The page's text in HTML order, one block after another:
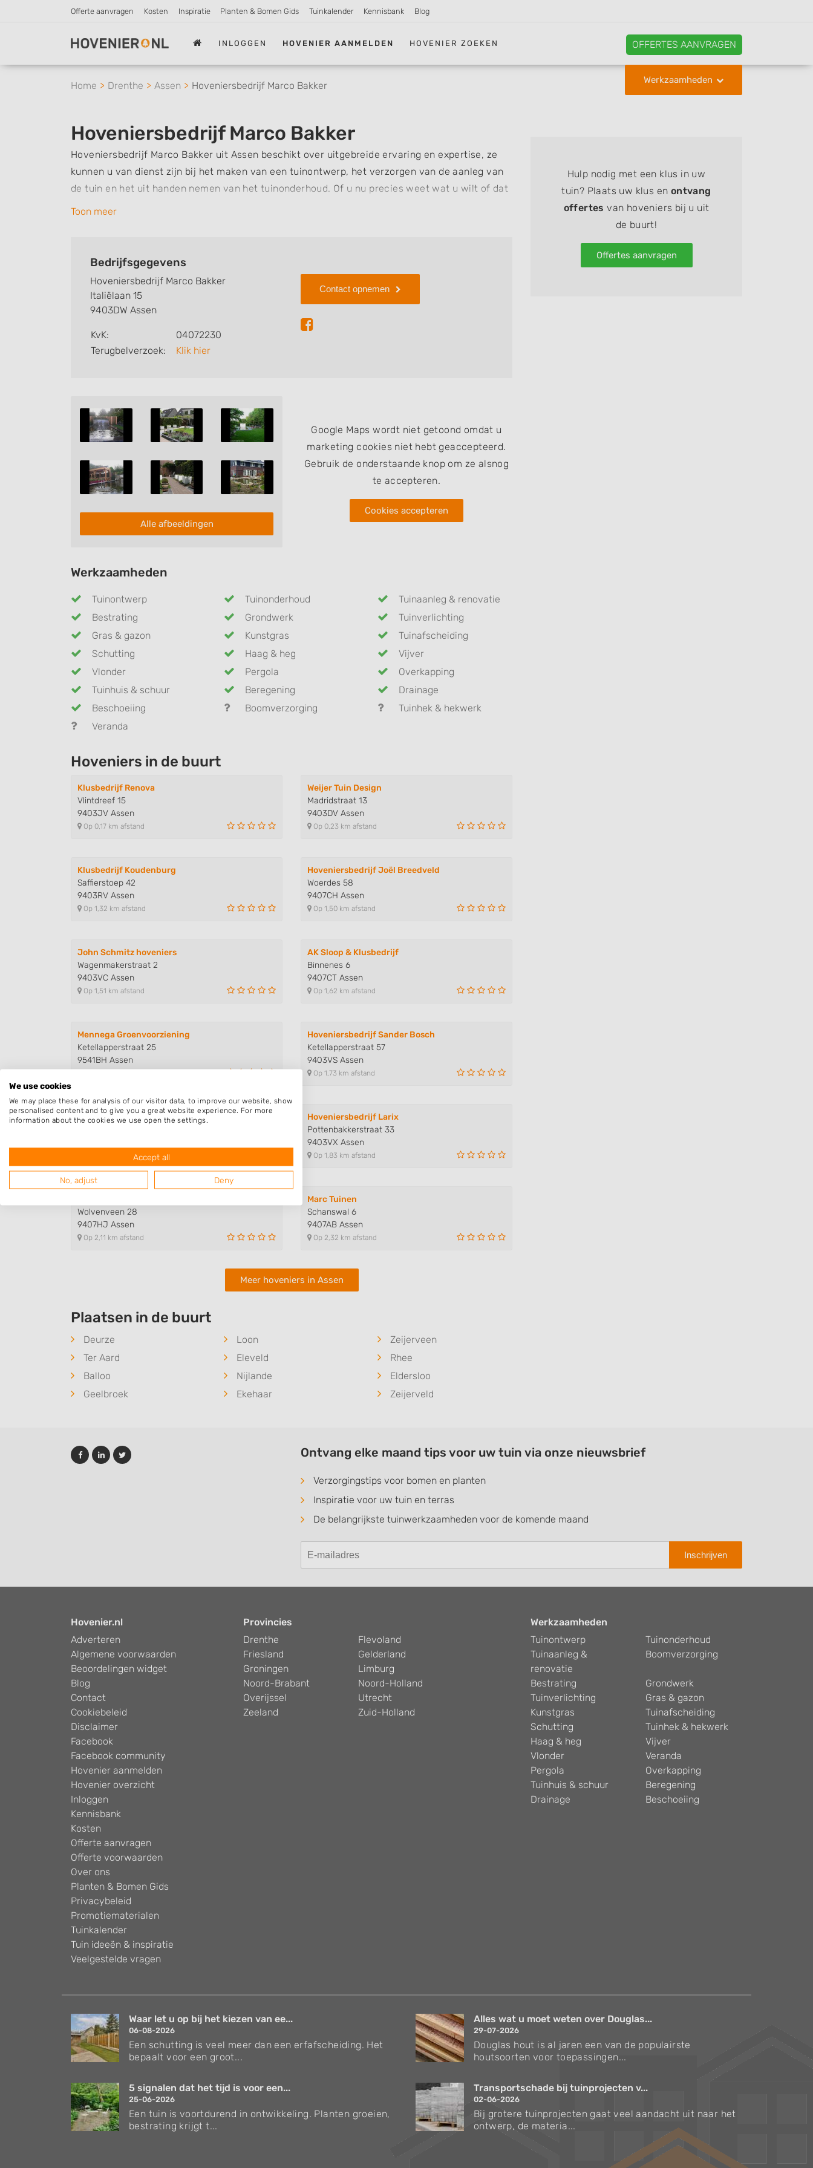
Offerte aanvragen Kosten Inspiratie Planten & Bomen Gids Tuinkalender Kennisbank Blog
INLOGGEN HOVENIER AANMELDEN HOVENIER ZOEKEN OFFERTES AANVRAGEN
Werkzaamheden
Home Drenthe Assen Hoveniersbedrijf Marco Bakker
Hoveniersbedrijf Marco Bakker
Hoveniersbedrijf Marco Bakker uit Assen beschikt over uitgebreide ervaring en expertise, ze
kunnen u van dienst zijn bij het maken van een tuinontwerp, het verzorgen van de aanleg van
de tuin en het uit handen nemen van het tuinonderhoud. Of u nu precies weet wat u wilt of dat
u slechts enkele vage ideeën heeft over hoe uw tuin er uit moet komen te zien,
waardoor u nooit voor verrassingen komt te staan.
Toon meer
Bedrijfsgegevens
Hoveniersbedrijf Marco Bakker
Italiëlaan 15
9403DW Assen
KvK:
04072230
Terugbelverzoek:
Klik hier
Contact opnemen
Alle afbeeldingen
Google Maps wordt niet getoond omdat u
marketing cookies niet hebt geaccepteerd.
Gebruik de onderstaande knop om ze alsnog
te accepteren.
Cookies accepteren
Werkzaamheden
Tuinontwerp Tuinonderhoud
Tuinaanleg & renovatie
Bestrating
Grondwerk
Tuinverlichting
Gras & gazon
Kunstgras
Tuinafscheiding
Schutting
Haag & heg
Vijver
Vlonder
Pergola
Overkapping
Tuinhuis & schuur
Beregening
Drainage
Beschoeiing
Boomverzorging
Tuinhek & hekwerk
Veranda
Hoveniers in de buurt
Klusbedrijf Renova
Vlintdreef 15
9403JV Assen
Op 0,17 km afstand
Weijer Tuin Design
Madridstraat 13
9403DV Assen
Op 0,23 km afstand
Klusbedrijf Koudenburg
Saffierstoep 42
9403RV Assen
Op 1,32 km afstand
Hoveniersbedrijf Joël Breedveld
Woerdes 58
9407CH Assen
Op 1,50 km afstand
John Schmitz hoveniers
Wagenmakerstraat 2
9403VC Assen
Op 1,51 km afstand
AK Sloop & Klusbedrijf
Binnenes 6
9407CT Assen
Op 1,62 km afstand
Mennega Groenvoorziening
Ketellapperstraat 25
9541BH Assen
Hoveniersbedrijf Sander Bosch
Ketellapperstraat 57
9403VS Assen
Op 1,73 km afstand
Hoveniersbedrijf Larix
Op 1,83 km afstand
Hoveniersbedrijf Larix
Pottenbakkerstraat 33
9403VX Assen
Op 1,83 km afstand
Wolvenveen 28
9407HJ Assen
Op 2,11 km afstand
Marc Tuinen
Schanswal 6
9407AB Assen
Op 2,32 km afstand
Meer hoveniers in Assen
Plaatsen in de buurt
Deurze Loon
Zeijerveen
Ter Aard
Eleveld
Rhee
Balloo
Nijlande
Eldersloo
Geelbroek
Ekehaar Zeijerveld
Hulp nodig met een klus in uw
tuin? Plaats uw klus en ontvang
offertes van hoveniers bij u uit
de buurt!
Offertes aanvragen
Ontvang elke maand tips voor uw tuin via onze nieuwsbrief
Verzorgingstips voor bomen en planten
Inspiratie voor uw tuin en terras
De belangrijkste tuinwerkzaamheden voor de komende maand
Inschrijven
Hovenier.nl
Adverteren
Algemene voorwaarden
Beoordelingen widget
Blog
Contact
Cookiebeleid
Disclaimer
Facebook
Facebook community
Hovenier aanmelden
Hovenier overzicht
Inloggen
Kennisbank
Kosten
Offerte aanvragen
Offerte voorwaarden
Over ons
Planten & Bomen Gids
Privacybeleid
Promotiematerialen
Tuinkalender
Tuin ideeën & inspiratie
Veelgestelde vragen
Provincies
Drenthe
Flevoland
Friesland
Gelderland
Groningen
Limburg
Noord-Brabant
Noord-Holland
Overijssel
Utrecht
Zeeland
Zuid-Holland
Werkzaamheden
Tuinontwerp
Tuinonderhoud
Tuinaanleg &
renovatie
Boomverzorging
Bestrating
Grondwerk
Tuinverlichting
Gras & gazon
Kunstgras
Tuinafscheiding
Schutting
Tuinhek & hekwerk
Haag & heg
Vijver
Vlonder
Veranda
Pergola
Overkapping
Tuinhuis & schuur
Beregening
Drainage
Beschoeiing
Waar let u op bij het kiezen van ee...
06-08-2026
Een schutting is veel meer dan een erfafscheiding. Het
bepaalt voor een groot...
Alles wat u moet weten over Douglas...
29-07-2026
Douglas hout is al jaren een van de populairste
houtsoorten voor toepassingen...
5 signalen dat het tijd is voor een...
25-06-2026
Een tuin is voortdurend in ontwikkeling. Planten groeien,
bestrating krijgt t...
Transportschade bij tuinprojecten v...
02-06-2026
Bij grotere tuinprojecten gaat veel aandacht uit naar het
ontwerp, de materia...
Verzorgingstips voor bomen en planten
We use cookies
We may place these for analysis of our visitor data, to improve our website, show
personalised content and to give you a great website experience. For more
information about the cookies we use open the settings.
Accept all
No, adjust Deny